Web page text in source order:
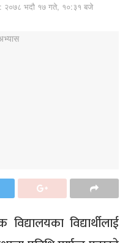
: २०७८ भदौ १७ गते, १०:३१ बजे
विद्यालयका विद्यार्थीलाई